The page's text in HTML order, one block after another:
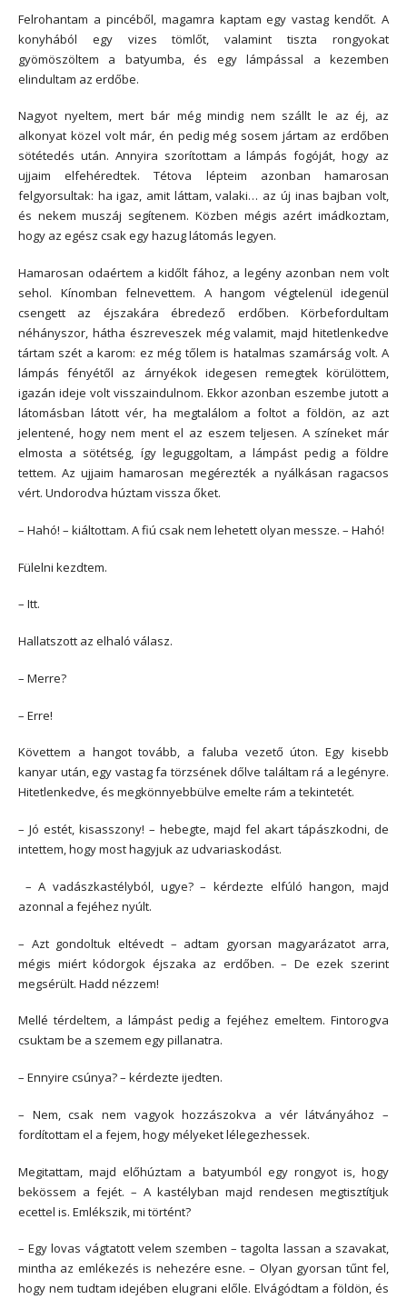
Felrohantam a pincéből, magamra kaptam egy vastag kendőt. A
konyhából egy vizes tömlőt, valamint tiszta rongyokat
gyömöszöltem a batyumba, és egy lámpással a kezemben
elindultam az erdőbe.
Nagyot nyeltem, mert bár még mindig nem szállt le az éj, az
alkonyat közel volt már, én pedig még sosem jártam az erdőben
sötétedés után. Annyira szorítottam a lámpás fogóját, hogy az
ujjaim elfehéredtek. Tétova lépteim azonban hamarosan
felgyorsultak: ha igaz, amit láttam, valaki… az új inas bajban volt,
és nekem muszáj segítenem. Közben mégis azért imádkoztam,
hogy az egész csak egy hazug látomás legyen.
Hamarosan odaértem a kidőlt fához, a legény azonban nem volt
sehol. Kínomban felnevettem. A hangom végtelenül idegenül
csengett az éjszakára ébredező erdőben. Körbefordultam
néhányszor, hátha észreveszek még valamit, majd hitetlenkedve
tártam szét a karom: ez még tőlem is hatalmas szamárság volt. A
lámpás fényétől az árnyékok idegesen remegtek körülöttem,
igazán ideje volt visszaindulnom. Ekkor azonban eszembe jutott a
látomásban látott vér, ha megtalálom a foltot a földön, az azt
jelentené, hogy nem ment el az eszem teljesen. A színeket már
elmosta a sötétség, így leguggoltam, a lámpást pedig a földre
tettem. Az ujjaim hamarosan megérezték a nyálkásan ragacsos
vért. Undorodva húztam vissza őket.
– Hahó! – kiáltottam. A fiú csak nem lehetett olyan messze. – Hahó!
Fülelni kezdtem.
– Itt.
Hallatszott az elhaló válasz.
– Merre?
– Erre!
Követtem a hangot tovább, a faluba vezető úton. Egy kisebb
kanyar után, egy vastag fa törzsének dőlve találtam rá a legényre.
Hitetlenkedve, és megkönnyebbülve emelte rám a tekintetét.
– Jó estét, kisasszony! – hebegte, majd fel akart tápászkodni, de
intettem, hogy most hagyjuk az udvariaskodást.
– A vadászkastélyból, ugye? – kérdezte elfúló hangon, majd
azonnal a fejéhez nyúlt.
– Azt gondoltuk eltévedt – adtam gyorsan magyarázatot arra,
mégis miért kódorgok éjszaka az erdőben. – De ezek szerint
megsérült. Hadd nézzem!
Mellé térdeltem, a lámpást pedig a fejéhez emeltem. Fintorogva
csuktam be a szemem egy pillanatra.
– Ennyire csúnya? – kérdezte ijedten.
– Nem, csak nem vagyok hozzászokva a vér látványához –
fordítottam el a fejem, hogy mélyeket lélegezhessek.
Megitattam, majd előhúztam a batyumból egy rongyot is, hogy
bekössem a fejét. – A kastélyban majd rendesen megtisztítjuk
ecettel is. Emlékszik, mi történt?
– Egy lovas vágtatott velem szemben – tagolta lassan a szavakat,
mintha az emlékezés is nehezére esne. – Olyan gyorsan tűnt fel,
hogy nem tudtam idejében elugrani előle. Elvágódtam a földön, és